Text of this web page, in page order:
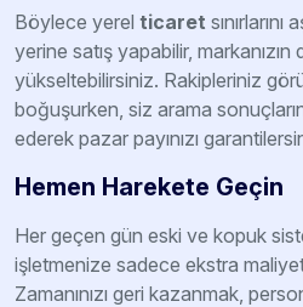
Böylece yerel ticaret
yerine satış yapabilir, markanızın
yükseltebilirsiniz. Rakipleriniz
boğuşurken, siz arama
ederek pazar payınızı
Hemen Harekete Geçin
Her geçen gün eski ve kopuk
işletmenize sadece ekstra
Zamanınızı geri kazanmak,